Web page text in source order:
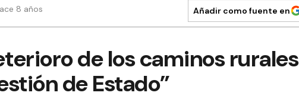
8 años Añadir como fuente en
de los caminos rurales
de Estado”